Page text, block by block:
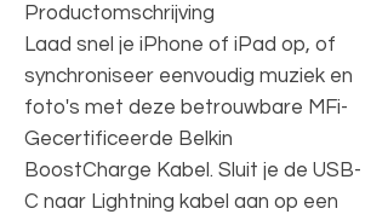
Productomschrijving
Laad snel je iPhone of iPad op, of
synchroniseer eenvoudig muziek en
foto's met deze betrouwbare MFi-
Gecertificeerde Belkin
BoostCharge Kabel. Sluit je de USB-
C naar Lightning kabel aan op een